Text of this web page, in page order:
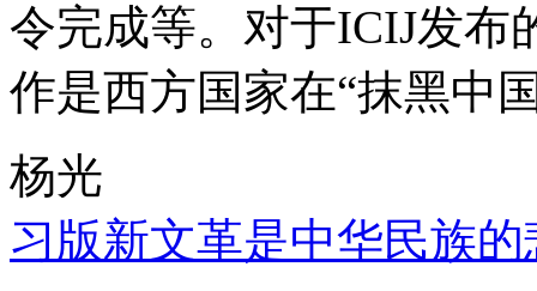
令完成等。对于ICIJ发布
作是西方国家在“抹黑中
杨光
习版新文革是中华民族的